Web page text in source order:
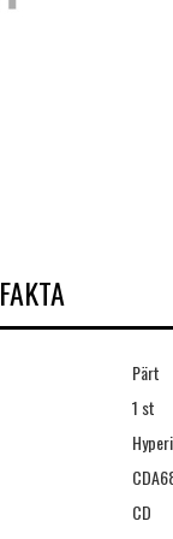
FAKTA
Pärt
1 st
CD